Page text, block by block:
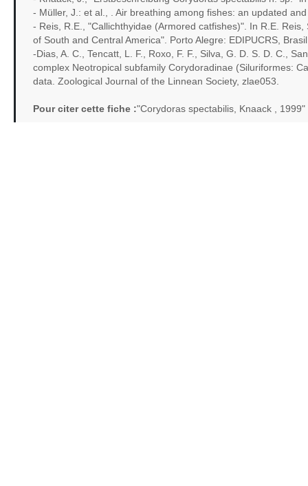
- Müller, J.: et al., . Air breathing among fishes: an updated
- Reis, R.E., "Callichthyidae (Armored catfishes)". In R.E.
of South and Central America". Porto Alegre: EDIPUCRS,
-Dias, A. C., Tencatt, L. F., Roxo, F. F., Silva, G. D. S. D. C.,
complex Neotropical subfamily Corydoradinae (Siluriformes:
data. Zoological Journal of the Linnean Society, zlae053.
Pour citer cette fiche :"Corydoras spectabilis, Knaack ,